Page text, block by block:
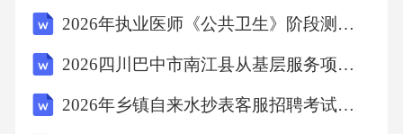
2026年执业医师《公共卫生》阶段测试（含答案）
2026四川巴中市南江县从基层服务项目人员中定向考试招聘乡镇事业单位人员30人农业考试模拟试题及答案解析
2026年乡镇自来水抄表客服招聘考试笔试试题（含答案）